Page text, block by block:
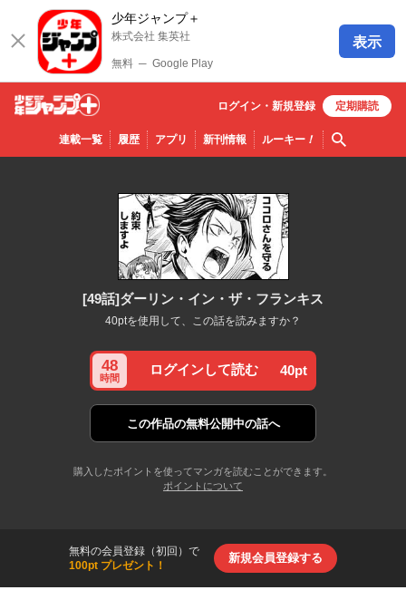
少年ジャンプ＋
株式会社 集英社
無料 ─ Google Play
表示
少年ジ
ャンプ
連載一覧 履歴 アプリ 新刊情報 ルーキー！ 検索
ログイン・ 新規登録 定期購読
[49話]ダーリン・イン・ザ・フランキス
40ptを使用して、この話を読みますか？
48
時間
ログインして読む 40pt
この作品の無料公開中の話へ
購入したポイントを使ってマンガを読むことができます。
ポイントについて
無料の会員登録（初回）で
100pt プレゼント！
新規会員登録する